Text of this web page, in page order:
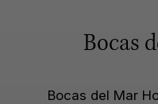
Bocas
Bocas del Mar